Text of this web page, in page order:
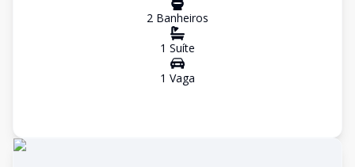
2 Banheiros
1 Suíte
1 Vaga